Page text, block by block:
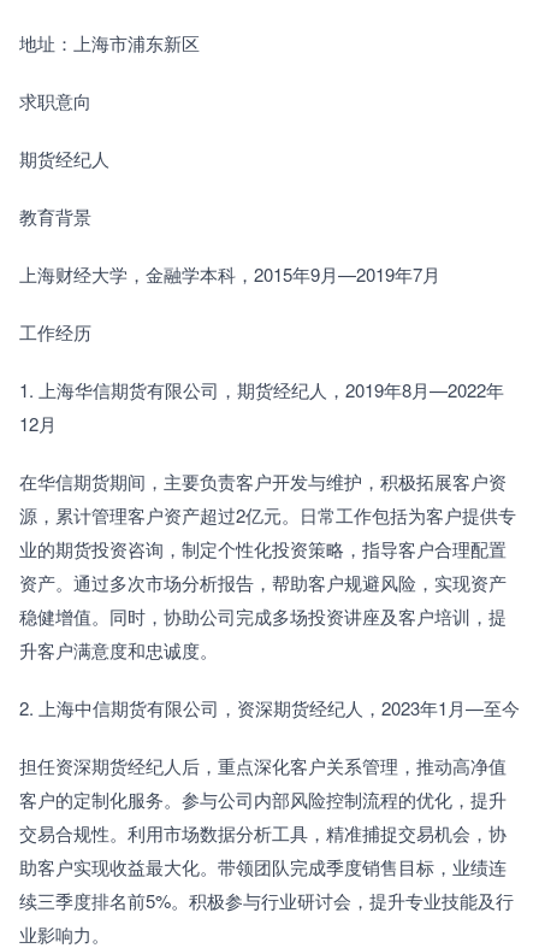
地址：上海市浦东新区
求职意向
期货经纪人
教育背景
上海财经大学，金融学本科，2015年9月—2019年7月
工作经历
1. 上海华信期货有限公司，期货经纪人，2019年8月—2022年
12月
在华信期货期间，主要负责客户开发与维护，积极拓展客户资
源，累计管理客户资产超过2亿元。日常工作包括为客户提供专
业的期货投资咨询，制定个性化投资策略，指导客户合理配置
资产。通过多次市场分析报告，帮助客户规避风险，实现资产
稳健增值。同时，协助公司完成多场投资讲座及客户培训，提
升客户满意度和忠诚度。
2. 上海中信期货有限公司，资深期货经纪人，2023年1月—至今
担任资深期货经纪人后，重点深化客户关系管理，推动高净值
客户的定制化服务。参与公司内部风险控制流程的优化，提升
交易合规性。利用市场数据分析工具，精准捕捉交易机会，协
助客户实现收益最大化。带领团队完成季度销售目标，业绩连
续三季度排名前5%。积极参与行业研讨会，提升专业技能及行
业影响力。